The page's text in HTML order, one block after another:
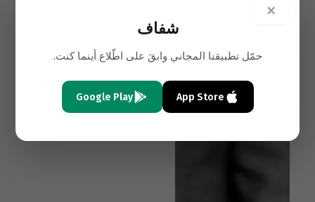
×
شفاف
حمّل تطبيقنا المجاني وابقَ على اطّلاع أينما كنت.
App Store
Google Play